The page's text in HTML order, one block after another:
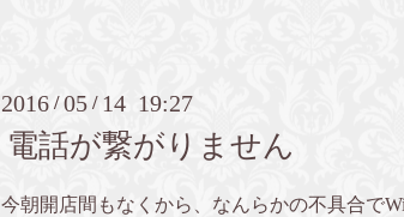
2016 /05 / 14 19:27
電話が繋がりません
今朝開店間もなくから、なんらかの不具合で